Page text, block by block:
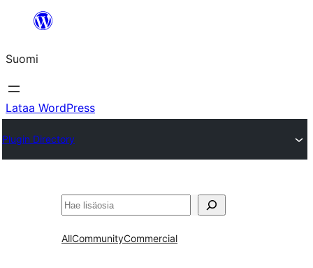
Suomi
Lataa WordPress
Plugin Directory
Etsi
AllCommunityCommercial